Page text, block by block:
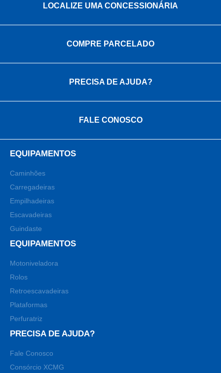
LOCALIZE UMA CONCESSIONÁRIA
COMPRE PARCELADO
PRECISA DE AJUDA?
FALE CONOSCO
EQUIPAMENTOS
Caminhões
Carregadeiras
Empilhadeiras
Escavadeiras
Guindaste
EQUIPAMENTOS
Motoniveladora
Rolos
Retroescavadeiras
Plataformas
Perfuratriz
PRECISA DE AJUDA?
Fale Conosco
Consórcio XCMG